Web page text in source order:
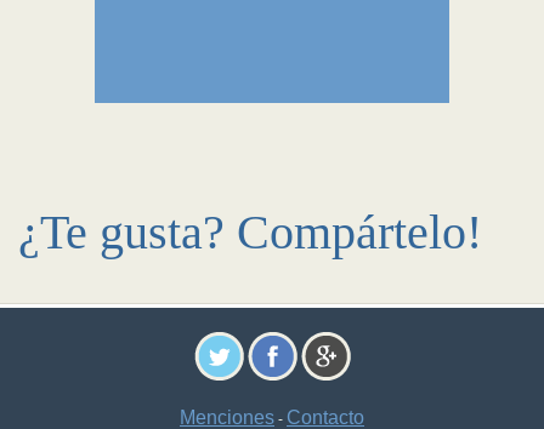
¿Te gusta? Compártelo!
Menciones - Contacto